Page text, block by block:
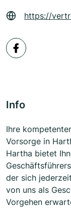
https://
Info
Ihre
Vorsorge in
Hartha bietet
der sich
von uns als
Vorgehen